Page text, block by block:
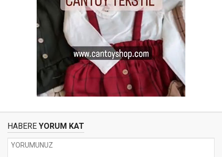
HABERE YORUM KAT